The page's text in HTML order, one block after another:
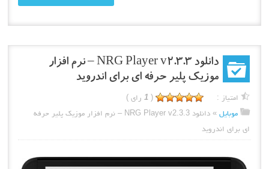
دانلود NRG Player v2.3.3 – نرم افزار
موزیک پلیر حرفه ای برای اندروید
امتیاز : (
1 رای )
موبایل »
دانلود NRG Player v2.3.3 – نرم افزار موزیک پلیر حرفه
ای برای اندروید